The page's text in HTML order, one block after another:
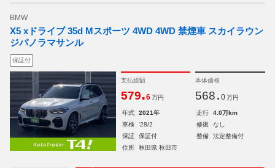
BMW
X5 xドライブ 35d Mスポーツ 4WD 4WD 禁煙車 スカイラウン
ジパノラマサンル
保証付
支払総額
579.6 万円
本体価格
568. 0 万円
年式 2021年 走行
4.0万km
車検
'28/2 修復
なし
保証
保証付 整備
法定整備付
住所
秋田県 秋田市